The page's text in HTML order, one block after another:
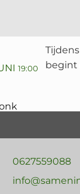
19:00
begint
0627559088